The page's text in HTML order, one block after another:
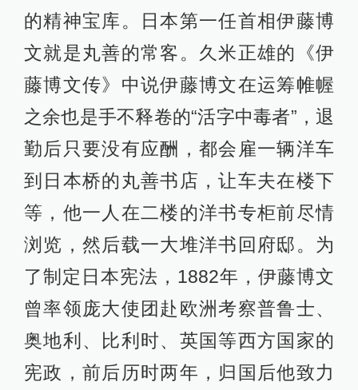
的精神宝库。日本第一任首相伊藤博
文就是丸善的常客。久米正雄的《伊
藤博文传》中说伊藤博文在运筹帷幄
之余也是手不释卷的“活字中毒者”，退
勤后只要没有应酬，都会雇一辆洋车
到日本桥的丸善书店，让车夫在楼下
等，他一人在二楼的洋书专柜前尽情
浏览，然后载一大堆洋书回府邸。为
了制定日本宪法，1882年，伊藤博文
曾率领庞大使团赴欧洲考察普鲁士、
奥地利、比利时、英国等西方国家的
宪政，前后历时两年，归国后他致力